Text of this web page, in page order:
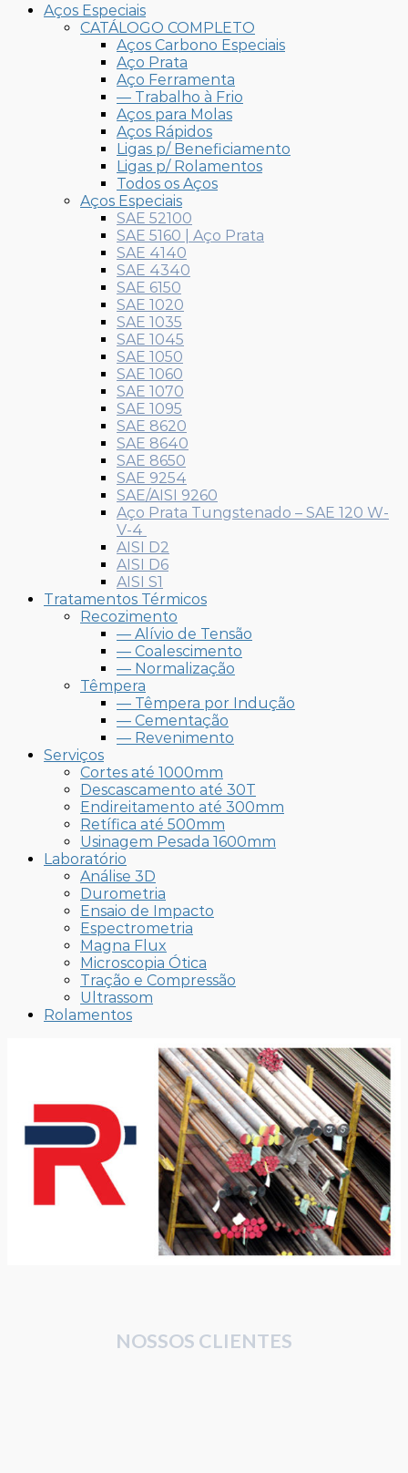
Aços Especiais
CATÁLOGO COMPLETO
Aços Carbono Especiais
Aço Prata
Aço Ferramenta
— Trabalho à Frio
Aços para Molas
Aços Rápidos
Ligas p/ Beneficiamento
Ligas p/ Rolamentos
Todos os Aços
Aços Especiais
SAE 52100
SAE 5160 | Aço Prata
SAE 4140
SAE 4340
SAE 6150
SAE 1020
SAE 1035
SAE 1045
SAE 1050
SAE 1060
SAE 1070
SAE 1095
SAE 8620
SAE 8640
SAE 8650
SAE 9254
SAE/AISI 9260
Aço Prata Tungstenado – SAE 120 W-
V-4
AISI D2
AISI D6
AISI S1
Tratamentos Térmicos
Recozimento
— Alívio de Tensão
— Coalescimento
— Normalização
Têmpera
— Têmpera por Indução
— Cementação
— Revenimento
Serviços
Cortes até 1000mm
Descascamento até 30T
Endireitamento até 300mm
Retífica até 500mm
Usinagem Pesada 1600mm
Laboratório
Análise 3D
Durometria
Ensaio de Impacto
Espectrometria
Magna Flux
Microscopia Ótica
Tração e Compressão
Ultrassom
Rolamentos
NOSSOS CLIENTES